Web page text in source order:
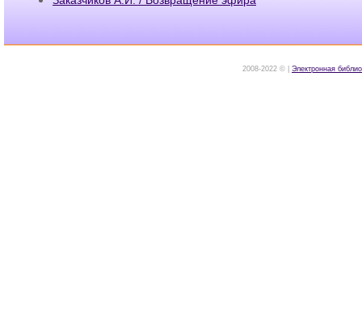
2008-2022 © | Электронная